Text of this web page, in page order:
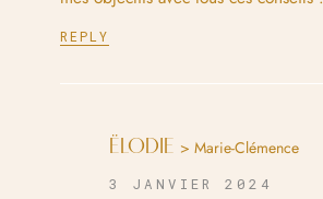
REPLY
ËLODIE > Marie-Clémence
3 JANVIER 2024